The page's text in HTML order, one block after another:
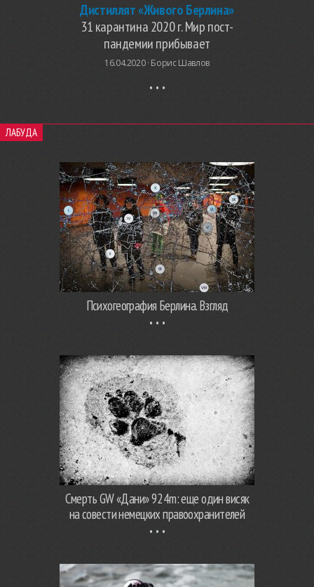
Дистиллят «Живого Берлина»
31 карантина 2020 г. Мир пост-
пандемии прибывает
16.04.2020 · Борис Шавлов
ЛАБУДА
Психогеография Берлина. Взгляд
Смерть GW «Дани» 924m: еще один висяк
на совести немецких правоохранителей